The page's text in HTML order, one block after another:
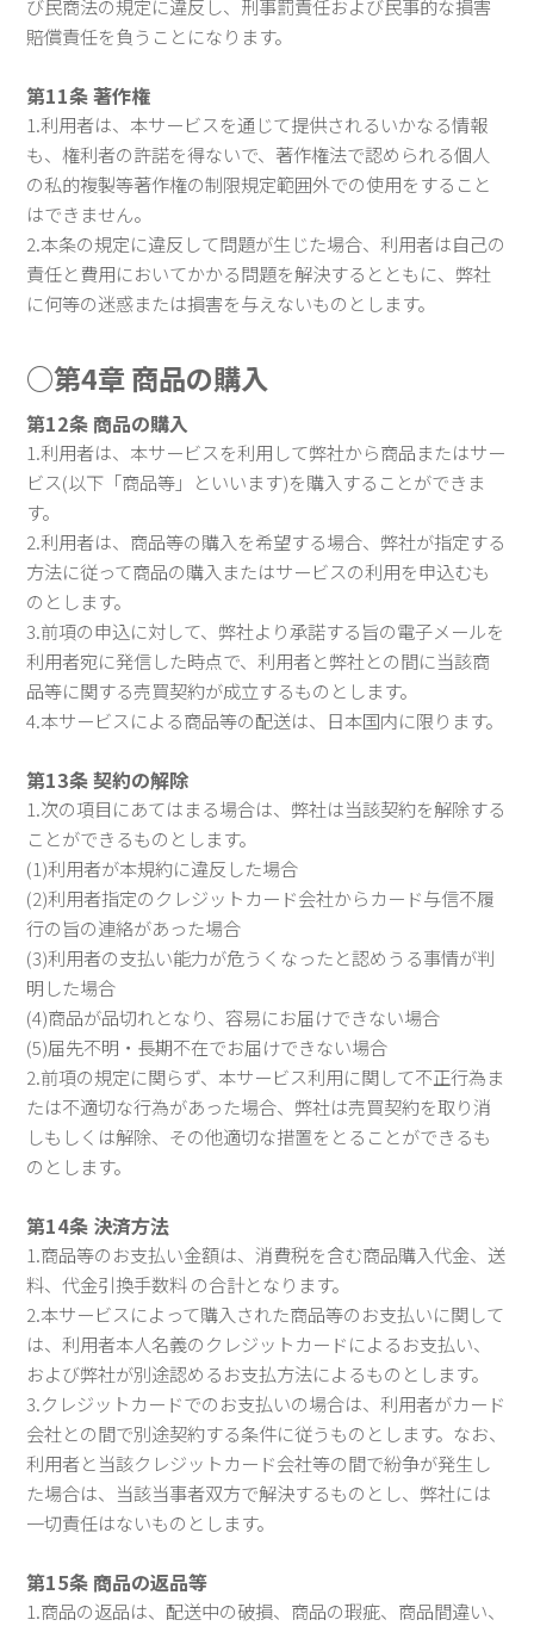
び民商法の規定に違反し、刑事罰責任および民事的な損害
賠償責任を負うことになります。
第11条 著作権
1.利用者は、本サービスを通じて提供されるいかなる情報
も、権利者の許諾を得ないで、著作権法で認められる個人
の私的複製等著作権の制限規定範囲外での使用をすること
はできません。
2.本条の規定に違反して問題が生じた場合、利用者は自己の
責任と費用においてかかる問題を解決するとともに、弊社
に何等の迷惑または損害を与えないものとします。
○第4章 商品の購入
第12条 商品の購入
1.利用者は、本サービスを利用して弊社から商品またはサー
ビス(以下「商品等」といいます)を購入することができま
す。
2.利用者は、商品等の購入を希望する場合、弊社が指定する
方法に従って商品の購入またはサービスの利用を申込むも
のとします。
3.前項の申込に対して、弊社より承諾する旨の電子メールを
利用者宛に発信した時点で、利用者と弊社との間に当該商
品等に関する売買契約が成立するものとします。
4.本サービスによる商品等の配送は、日本国内に限ります。
第13条 契約の解除
1.次の項目にあてはまる場合は、弊社は当該契約を解除する
ことができるものとします。
(1)利用者が本規約に違反した場合
(2)利用者指定のクレジットカード会社からカード与信不履
行の旨の連絡があった場合
(3)利用者の支払い能力が危うくなったと認めうる事情が判
明した場合
(4)商品が品切れとなり、容易にお届けできない場合
(5)届先不明・長期不在でお届けできない場合
2.前項の規定に関らず、本サービス利用に関して不正行為ま
たは不適切な行為があった場合、弊社は売買契約を取り消
しもしくは解除、その他適切な措置をとることができるも
のとします。
第14条 決済方法
1.商品等のお支払い金額は、消費税を含む商品購入代金、送
料、代金引換手数料 の合計となります。
2.本サービスによって購入された商品等のお支払いに関して
は、利用者本人名義のクレジットカードによるお支払い、
および弊社が別途認めるお支払方法によるものとします。
3.クレジットカードでのお支払いの場合は、利用者がカード
会社との間で別途契約する条件に従うものとします。なお、
利用者と当該クレジットカード会社等の間で紛争が発生し
た場合は、当該当事者双方で解決するものとし、弊社には
一切責任はないものとします。
第15条 商品の返品等
1.商品の返品は、配送中の破損、商品の瑕疵、商品間違い、